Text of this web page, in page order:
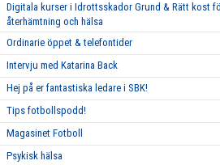
Digitala kurser i Idrottsskador Grund & Rätt kost
återhämtning och hälsa
Ordinarie öppet & telefontider
Intervju med Katarina Back
Hej på er fantastiska ledare i SBK!
Tips fotbollspodd!
Magasinet Fotboll
Psykisk hälsa